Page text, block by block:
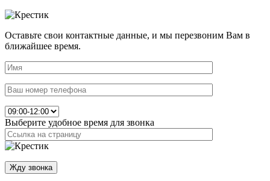
Оставьте свои контактные данные, и мы перезвоним Вам в
ближайшее время.
Выберите удобное время для звонка